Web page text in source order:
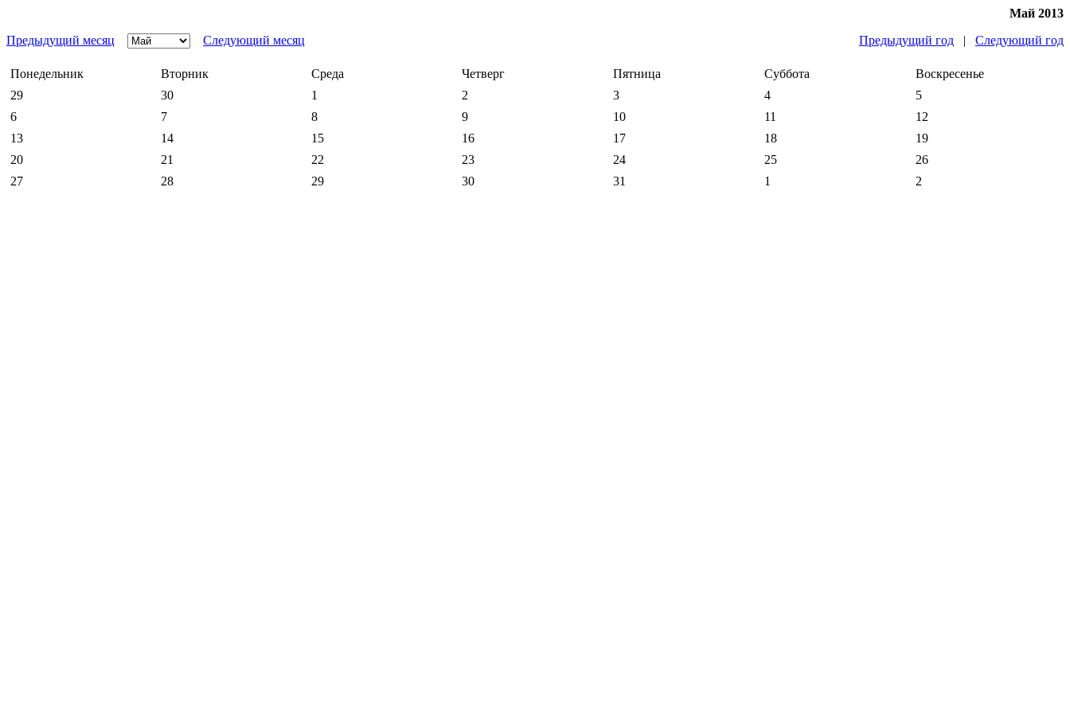
Май 2013
Предыдущий месяц
Следующий месяц Предыдущий год | Следующий год
Понедельник Вторник Среда Четверг Пятница Суббота
Воскресенье
29
30 1 2 3 4
5
6
7 8 9 10 11
12
13
14 15 16 17 18
19
20
21 22 23 24 25
26
27
28 29 30 31 1 2